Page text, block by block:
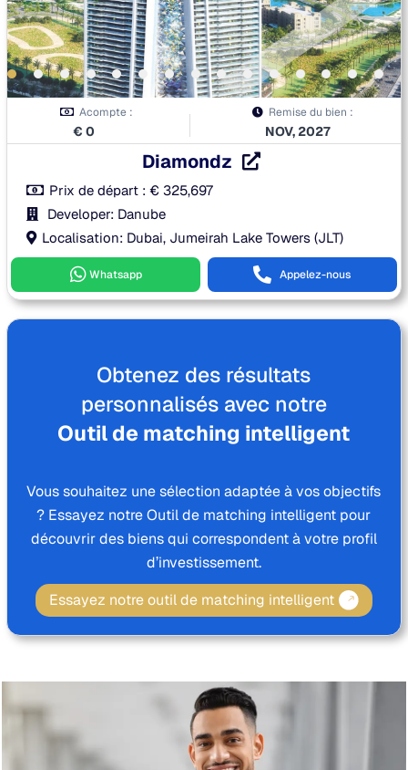
Acompte :
€ 0
Remise du bien :
NOV, 2027
Diamondz
Prix de départ :€ 325,697
Developer: Danube
Localisation: Dubai, Jumeirah Lake Towers (JLT)
Whatsapp Appelez-nous
Obtenez des résultats
personnalisés avec notre
Outil de matching intelligent
Vous souhaitez une sélection adaptée à vos objectifs
? Essayez notre Outil de matching intelligent pour
découvrir des biens qui correspondent à votre profil
d’investissement.
Essayez notre outil de matching intelligent